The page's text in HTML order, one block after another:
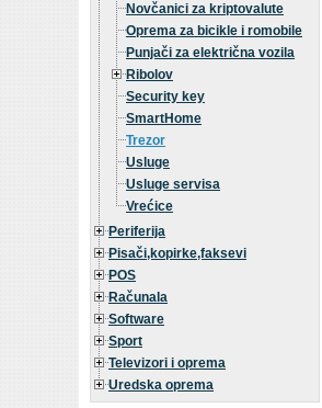
Novčanici za kriptovalute
Oprema za bicikle i romobile
Punjači za električna vozila
Ribolov
Security key
SmartHome
Trezor
Usluge
Usluge servisa
Vrećice
Periferija
Pisači,kopirke,faksevi
POS
Računala
Software
Sport
Televizori i oprema
Uredska oprema